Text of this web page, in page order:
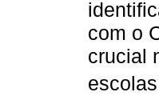
com o
crucial